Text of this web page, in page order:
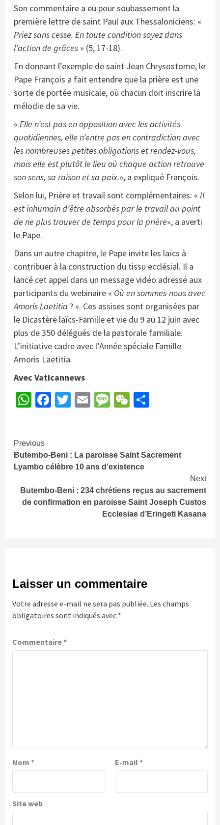
Son commentaire a eu pour soubassement la
première lettre de saint Paul aux Thessaloniciens: «
Priez sans cesse. En toute condition soyez dans
l’action de grâces » (5, 17-18).
En donnant l’exemple de saint Jean Chrysostome, le
Pape François a fait entendre que la prière est une
sorte de portée musicale, où chacun doit inscrire la
mélodie de sa vie.
« Elle n’est pas en opposition avec les activités
quotidiennes, elle n’entre pas en contradiction avec
les nombreuses petites obligations et rendez-vous,
mais elle est plutôt le lieu où chaque action retrouve
son sens, sa raison et sa paix.», a expliqué François.
Selon lui, Prière et travail sont complémentaires: « Il
est inhumain d’être absorbés par le travail au point
de ne plus trouver de temps pour la prière», a averti
le Pape.
Dans un autre chapitre, le Pape invite les laïcs à
contribuer à la construction du tissu ecclésial. Il a
lancé cet appel dans un message vidéo adressé aux
participants du webinaire « Où en sommes-nous avec
Amoris Laetitia ? ». Ces assises sont organisées par
le Dicastère laïcs-Famille et vie du 9 au 12 juin avec
plus de 350 délégués de la pastorale familiale.
L’initiative cadre avec l’Année spéciale Famille
Amoris Laetitia.
Avec Vaticannews
WhatsApp
Facebook
Twitter
EmailMessage
WeChat
Continue
Reading
Previous
Butembo-Beni : La paroisse Saint Sacrement
Lyambo célèbre 10 ans d’existence
Next
Butembo-Beni : 234 chrétiens reçus au sacrement
de confirmation en paroisse Saint Joseph Custos
Ecclesiae d’Eringeti Kasana
Laisser un commentaire
Votre adresse e-mail ne sera pas publiée. Les champs
obligatoires sont indiqués avec *
Commentaire*
Nom * E-mail *
Site web